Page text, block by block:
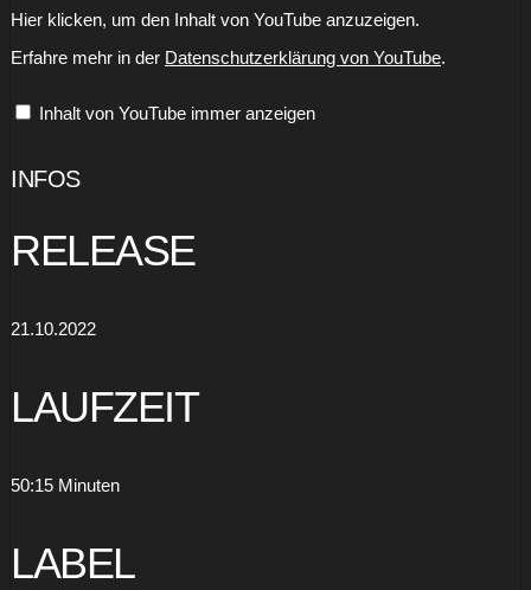
Kane
"
We
We're
Young
Official
YouTube
Hier klicken, um den Inhalt von YouTube anzuzeigen.
Erfahre mehr in der Datenschutzerklärung von YouTube.
Inhalt von YouTube immer anzeigen
INFOS
RELEASE
21.10.2022
LAUFZEIT
50:15 Minuten
LABEL